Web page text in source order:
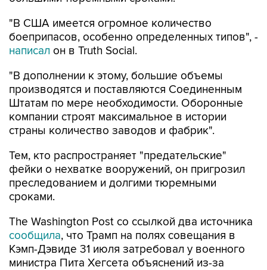
"В США имеется огромное количество
боеприпасов, особенно определенных типов", -
написал он в Truth Social.
"В дополнении к этому, большие объемы
производятся и поставляются Соединенным
Штатам по мере необходимости. Оборонные
компании строят максимальное в истории
страны количество заводов и фабрик".
Тем, кто распространяет "предательские"
фейки о нехватке вооружений, он пригрозил
преследованием и долгими тюремными
сроками.
The Washington Post со ссылкой два источника
сообщила, что Трамп на полях совещания в
Кэмп-Дэвиде 31 июля затребовал у военного
министра Пита Хегсета объяснений из-за